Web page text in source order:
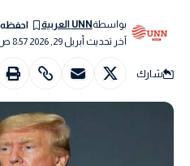
آخر تحديث أبريل 29, 2026 8:57 ص
بواسطةUNN العربية
شارك